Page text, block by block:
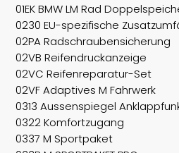
01EK BMW LM Rad
0230 EU-spezifische
02PA Radschraubensicherung
02VB Reifendruckanzeige
02VC Reifenreparatur-Set
02VF Adaptives M Fahrwerk
0313 Aussenspiegel
0322 Komfortzugang
0337 M Sportpaket